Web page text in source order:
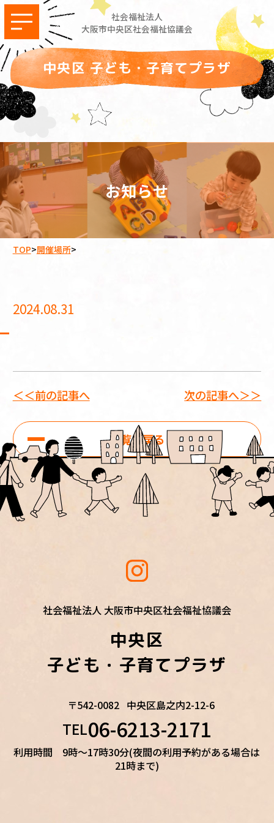
社会福祉法人
大阪市中央区社会福祉協議会
中央区 子ども・子育てプラザ
お知らせ
TOP>開催場所>
2024.08.31
＜＜前の記事へ
一覧に戻る
次の記事へ＞＞
社会福祉法人 大阪市中央区社会福祉協議会
中央区
子ども・子育てプラザ
〒542-0082 中央区島之内2-12-6
TEL06-6213-2171
利用時間 9時～17時30分(夜間の利用予約がある場合は
21時まで)